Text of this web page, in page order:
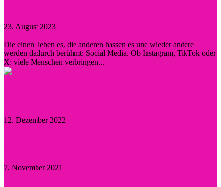
23. August 2023
Die einen lieben es, die anderen hassen es und wieder andere
werden dadurch berühmt: Social Media. Ob Instagram, TikTok oder
X: viele Menschen verbringen...
12. Dezember 2022
7. November 2021